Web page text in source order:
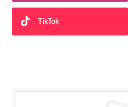
TikTok